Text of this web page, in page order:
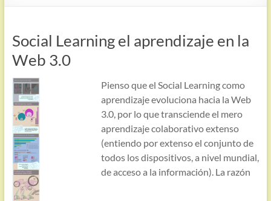
Social Learning el aprendizaje en la
Web 3.0
Pienso que el Social Learning como
aprendizaje evoluciona hacia la Web
3.0, por lo que transciende el mero
aprendizaje colaborativo extenso
(entiendo por extenso el conjunto de
todos los dispositivos, a nivel mundial,
de acceso a la información). La razón